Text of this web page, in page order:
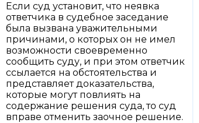
Если суд установит, что неявка
ответчика в судебное заседание
была вызвана уважительными
причинами, о которых он не имел
возможности своевременно
сообщить суду, и при этом ответчик
ссылается на обстоятельства и
представляет доказательства,
которые могут повлиять на
содержание решения суда, то суд
вправе отменить заочное решение.